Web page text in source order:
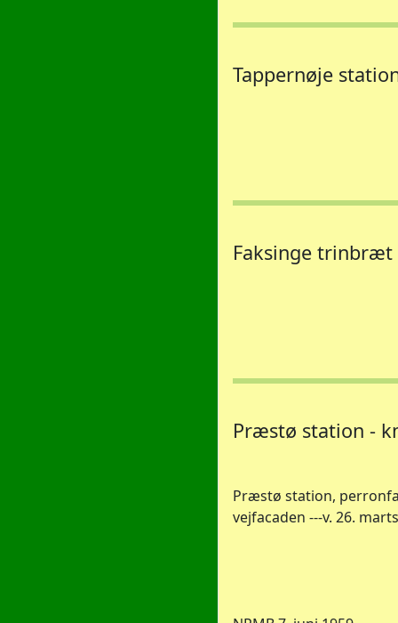
Tappernøje
Faksinge trinbræt
Præstø station -
Præstø station,
vejfacaden ---v. 26.